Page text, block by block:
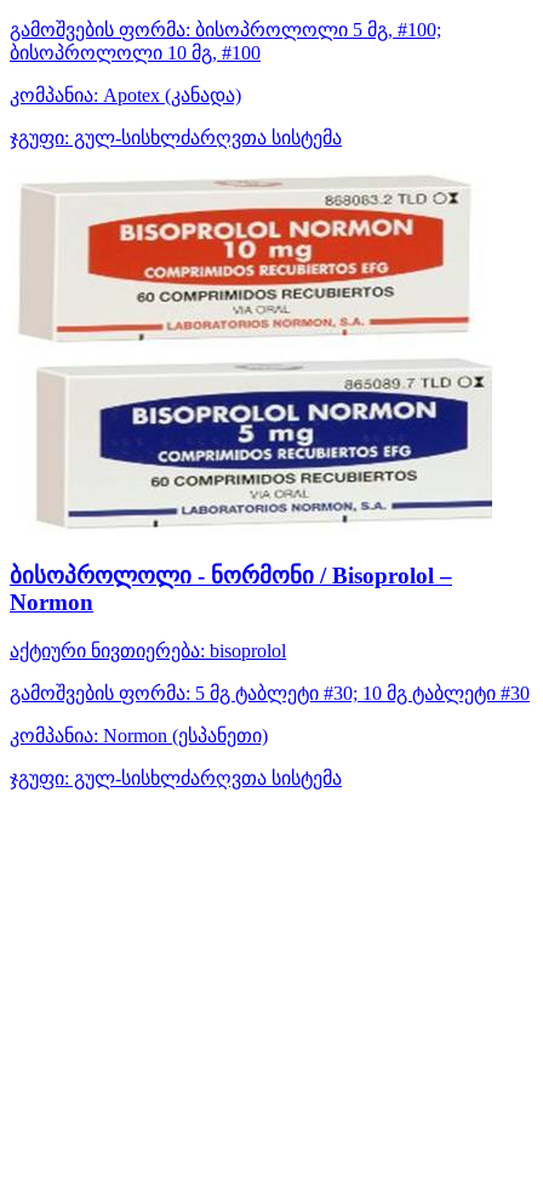
გამოშვების ფორმა: ბისოპროლოლი 5 მგ, #100;
ბისოპროლოლი 10 მგ, #100
კომპანია: Apotex (კანადა)
ჯგუფი: გულ-სისხლძარღვთა სისტემა
ბისოპროლოლი - ნორმონი / Bisoprolol –
Normon
აქტიური ნივთიერება: bisoprolol
გამოშვების ფორმა: 5 მგ ტაბლეტი #30; 10 მგ ტაბლეტი #30
კომპანია: Normon (ესპანეთი)
ჯგუფი: გულ-სისხლძარღვთა სისტემა